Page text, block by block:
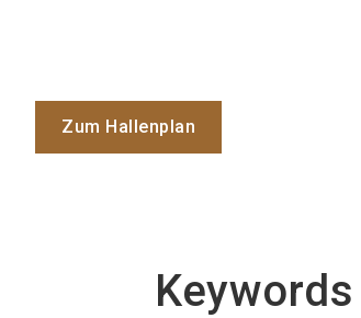
Zum Hallenplan
Keywords